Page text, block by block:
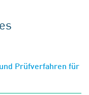
Prüfverfahren für